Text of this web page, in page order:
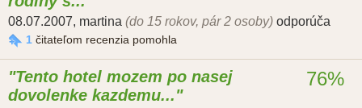
08.07.2007, martina (do 15 rokov, pár 2 osoby) odporúča
1 čitateľom recenzia pomohla
Tento hotel mozem po nasej
dovolenke kazdemu...
76%